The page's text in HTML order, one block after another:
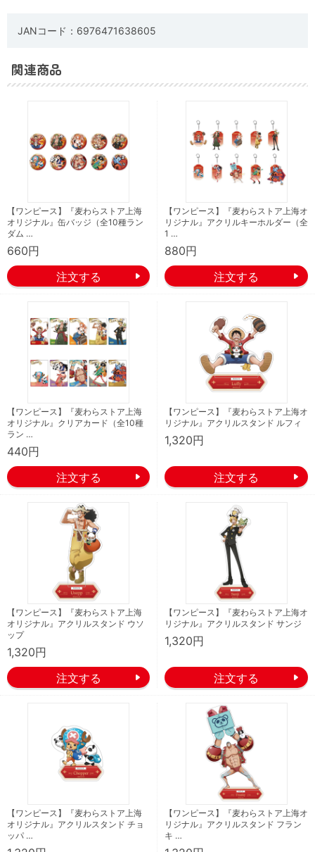
JANコード：6976471638605
関連商品
【ワンピース】『麦わらストア上海
オリジナル』缶バッジ（全10種ラン
ダム …
660円
【ワンピース】『麦わらストア上海オ
リジナル』アクリルキーホルダー（全
1 …
880円
【ワンピース】『麦わらストア上海
オリジナル』クリアカード（全10種
ラン …
440円
【ワンピース】『麦わらストア上海オ
リジナル』アクリルスタンド ルフィ
1,320円
【ワンピース】『麦わらストア上海
オリジナル』アクリルスタンド ウソ
ップ
1,320円
【ワンピース】『麦わらストア上海オ
リジナル』アクリルスタンド サンジ
1,320円
【ワンピース】『麦わらストア上海
オリジナル』アクリルスタンド チョ
ッパ …
【ワンピース】『麦わらストア上海オ
リジナル』アクリルスタンド フラン
キ …